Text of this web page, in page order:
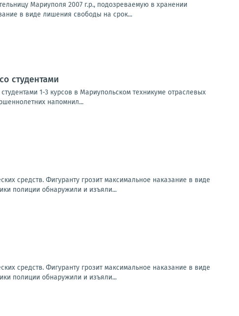
Мариуполя 2007 г.р., подозреваемую в хранении
в виде лишения свободы на срок...
студентами
1-3 курсов в Мариупольском техникуме отраслевых
напомнил...
средств. Фигуранту грозит максимальное наказание в виде
полиции обнаружили и изъяли...
средств. Фигуранту грозит максимальное наказание в виде
полиции обнаружили и изъяли...